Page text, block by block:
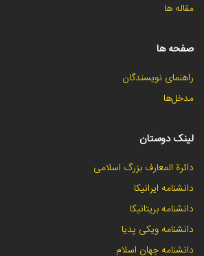
مقاله ها
صفحه ها
راهنمای نویسندگان
مدخل‌ها
لینک دوستان
دائرة المعارف بزرگ اسلامی
دانشنامه ایرانیکا
دانشنامه بریتانیکا
دانشنامه ویکی پدیا
دانشنامه جهان اسلام